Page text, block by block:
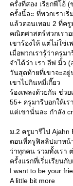
ครั้งที่สอง เรียกพี่โอ้
ครั้งนี้ละ ที่พวกเราเ
ล้วตอนเทอม 2 ที่ครู
คณิตศาสตร์พวกเราอ
เขาร้องไห้ แต่ไม่ใช่เ
เมื่อพวกเรารู้ว่าครู
จำได้ว่า เรา อีฟ มิ้ว
วันสุดท้ายที่เขาจะอยู่
เขาไปกินหมี่เกี๊ยว
ร้องเพลงด้วยกัน ช่ว
55+ ครูมารีบอกให้เร
ต่เขานั่นละ กำลัง
ม.2 ครูมารีไป Ajahn
ตอนที่ครูฟิลลิปมาหน้า
ว่าทุกคน รวมทั้งเรา
ครั้งแรกที่เริ่มเรียนกั
I want to be your
A little bit more